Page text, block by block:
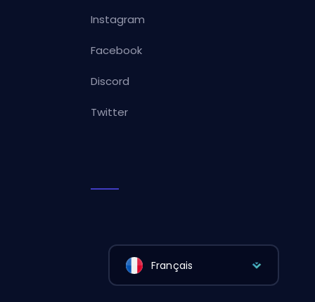
Instagram
Facebook
Discord
Twitter
Français